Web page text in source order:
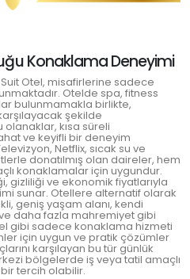
Konaklama Deneyimi
Otel, misafirlerine sadece
Otelde spa, fitness
bulunmamakla birlikte,
şekilde
kısa süreli
ve keyifli bir deneyim
Netflix, sıcak su ve
donatılmış olan daireler, hem
konaklamalar için uygundur.
gizliliği ve ekonomik fiyatlarıyla
sunar. Otellere alternatif olarak
geniş yaşam alanı, kendi
daha fazla mahremiyet gibi
gibi sadece konaklama hizmeti
için uygun ve pratik çözümler
karşılayan bu tür günlük
bölgelerde iş veya tatil amaçlı
tercih olabilir.